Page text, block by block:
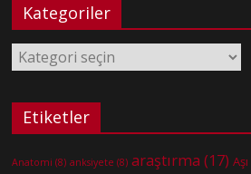
Kategoriler
Kategoriler
Etiketler
Anatomi (8) anksiyete (8) araştırma (17) Aşı